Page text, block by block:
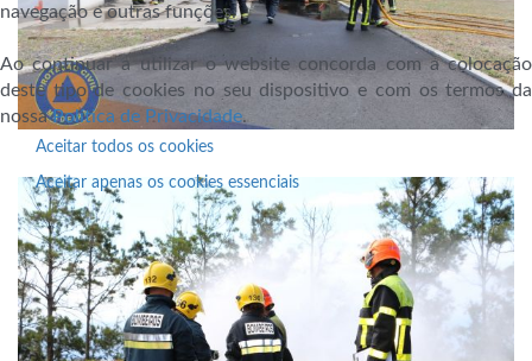
navegação e outras funções.
Ao continuar a utilizar o website concorda com a colocação
deste tipo de cookies no seu dispositivo e com os termos da
nossaPolítica de Privacidade.
Aceitar todos os cookies
Aceitar apenas os cookies essenciais